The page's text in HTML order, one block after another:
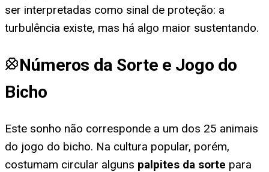
ser interpretadas como sinal de proteção: a
turbulência existe, mas há algo maior sustentando.
Números da Sorte e Jogo do
Bicho
Este sonho não corresponde a um dos 25 animais
do jogo do bicho. Na cultura popular, porém,
costumam circular alguns palpites da sorte para